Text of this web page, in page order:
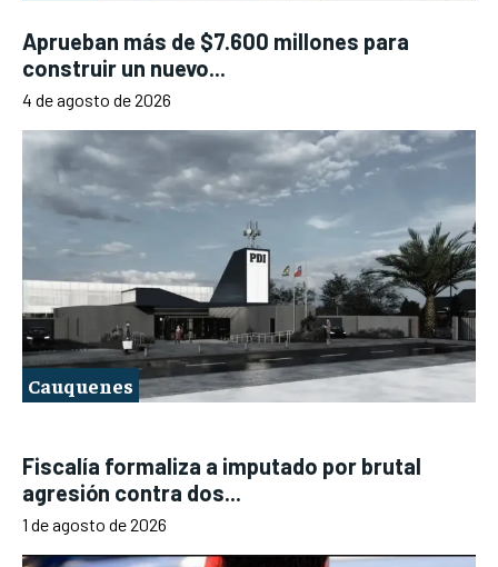
Aprueban más de $7.600 millones para
construir un nuevo...
4 de agosto de 2026
Cauquenes
Fiscalía formaliza a imputado por brutal
agresión contra dos...
1 de agosto de 2026